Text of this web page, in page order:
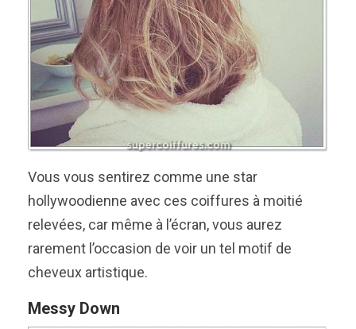
Vous vous sentirez comme une star
hollywoodienne avec ces coiffures à moitié
relevées, car même à l’écran, vous aurez
rarement l’occasion de voir un tel motif de
cheveux artistique.
Messy Down